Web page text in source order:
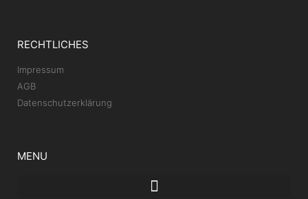
RECHTLICHES
Impressum
AGB
Datenschutzerklärung
MENU